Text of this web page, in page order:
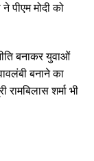
बनाकर युवाओं
बनाने का
रामबिलास शर्मा भी